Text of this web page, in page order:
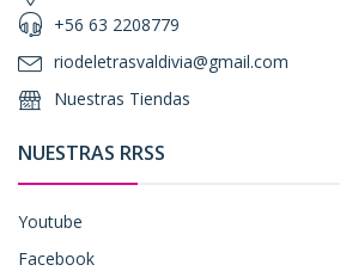
+56 63 2208779
riodeletrasvaldivia@gmail.com
Nuestras Tiendas
NUESTRAS RRSS
Youtube
Facebook